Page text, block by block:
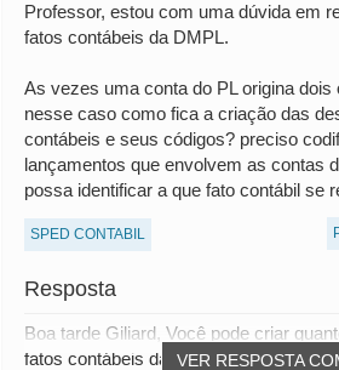
Professor, estou com uma dúvida em
fatos contábeis da DMPL.
As vezes uma conta do PL origina
nesse caso como fica a criação das
contábeis e seus códigos? preciso
lançamentos que envolvem as contas
possa identificar a que fato contábil se
SPED CONTABIL
Resposta
VER RESPOSTA
Boa tarde Giliard, Você pode criar
fatos contábeis da DMPL não estão...